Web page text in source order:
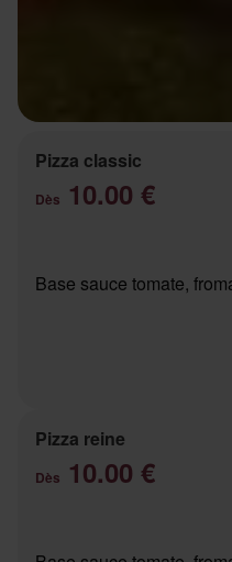
Pizza classic
Dès 10.00 €
Base sauce tomate,
Pizza reine
Dès 10.00 €